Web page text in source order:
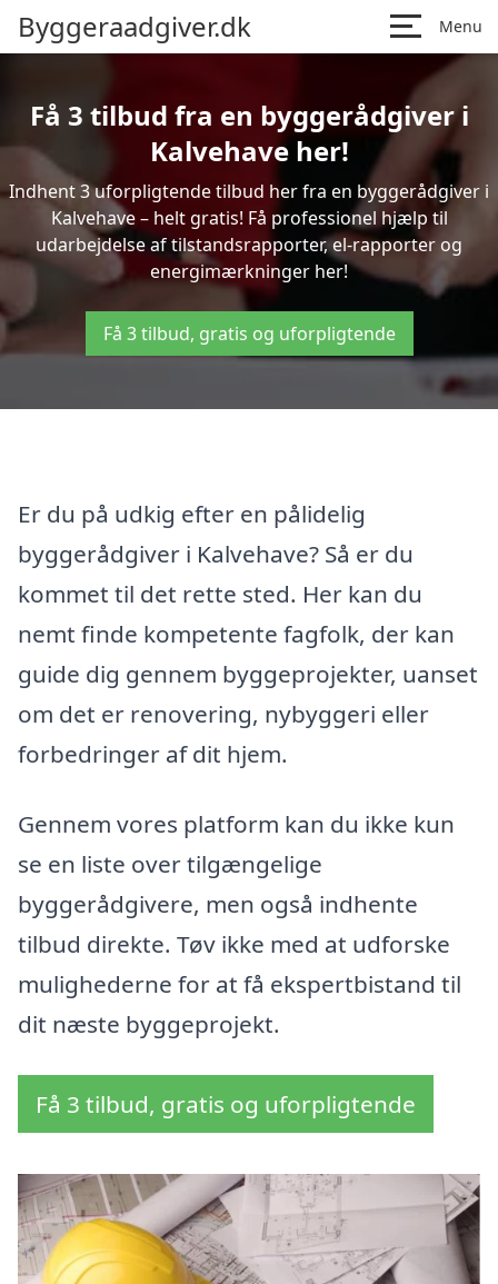
Byggeraadgiver.dk Menu
Få 3 tilbud fra en byggerådgiver i
Kalvehave her!
Indhent 3 uforpligtende tilbud her fra en byggerådgiver i
Kalvehave – helt gratis! Få professionel hjælp til
udarbejdelse af tilstandsrapporter, el-rapporter og
energimærkninger her!
Få 3 tilbud, gratis og uforpligtende
Er du på udkig efter en pålidelig
byggerådgiver i Kalvehave? Så er du
kommet til det rette sted. Her kan du
nemt finde kompetente fagfolk, der kan
guide dig gennem byggeprojekter, uanset
om det er renovering, nybyggeri eller
forbedringer af dit hjem.
Gennem vores platform kan du ikke kun
se en liste over tilgængelige
byggerådgivere, men også indhente
tilbud direkte. Tøv ikke med at udforske
mulighederne for at få ekspertbistand til
dit næste byggeprojekt.
Få 3 tilbud, gratis og uforpligtende